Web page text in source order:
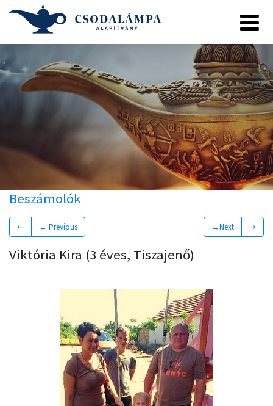
Beszámolók
⇠ ← Previous →Next ⇢
Viktória Kira (3 éves, Tiszajenő)